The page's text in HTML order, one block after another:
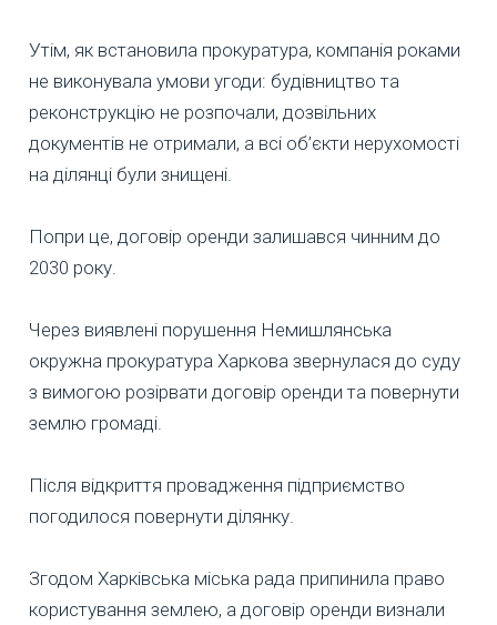
Утім, як встановила прокуратура, компанія роками
не виконувала умови угоди: будівництво та
реконструкцію не розпочали, дозвільних
документів не отримали, а всі об’єкти нерухомості
на ділянці були знищені.
Попри це, договір оренди залишався чинним до
2030 року.
Через виявлені порушення Немишлянська
окружна прокуратура Харкова звернулася до суду
з вимогою розірвати договір оренди та повернути
землю громаді.
Після відкриття провадження підприємство
погодилося повернути ділянку.
Згодом Харківська міська рада припинила право
користування землею, а договір оренди визнали